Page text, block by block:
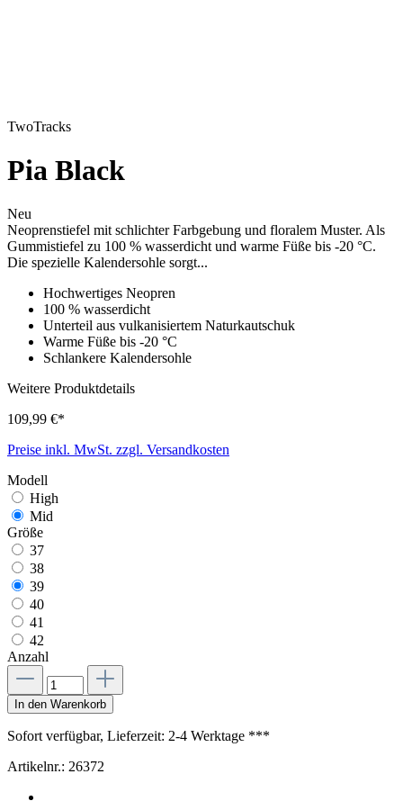
TwoTracks
Pia Black
Neu
Neoprenstiefel mit schlichter Farbgebung und floralem Muster. Als
Gummistiefel zu 100 % wasserdicht und warme Füße bis -20 °C.
Die spezielle Kalendersohle sorgt...
Hochwertiges Neopren
100 % wasserdicht
Unterteil aus vulkanisiertem Naturkautschuk
Warme Füße bis -20 °C
Schlankere Kalendersohle
Weitere Produktdetails
109,99 €*
Preise inkl. MwSt. zzgl. Versandkosten
Modell
High
Mid
Größe
37
38
39
40
41
42
Anzahl
In den Warenkorb
Sofort verfügbar, Lieferzeit: 2-4 Werktage ***
Artikelnr.: 26372